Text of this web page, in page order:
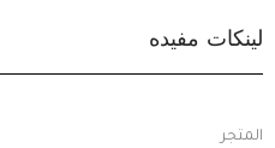
لينكات مفيده
المتجر